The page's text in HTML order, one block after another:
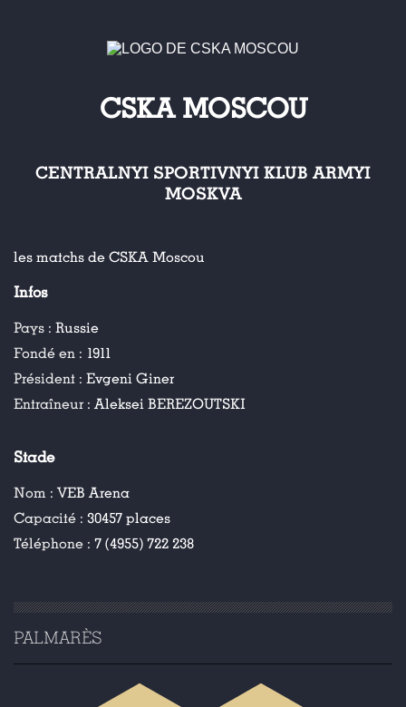
CSKA MOSCOU
CENTRALNYI SPORTIVNYI KLUB ARMYI
MOSKVA
les matchs de CSKA Moscou
Infos
Pays : Russie
Fondé en : 1911
Président : Evgeni Giner
Entraîneur : Aleksei BEREZOUTSKI
Stade
Nom : VEB Arena
Capacité : 30457 places
Téléphone : 7 (4955) 722 238
PALMARÈS